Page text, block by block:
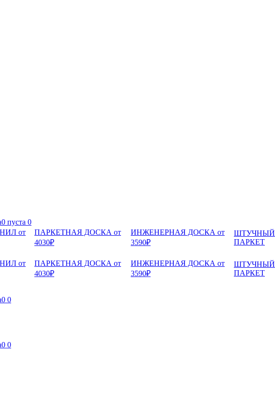
0 пуста 0
от
ПАРКЕТНАЯ ДОСКА от
4030₽
ИНЖЕНЕРНАЯ ДОСКА от
3590₽
ШТУЧНЫЙ
ПАРКЕТ
от
ПАРКЕТНАЯ ДОСКА от
4030₽
ИНЖЕНЕРНАЯ ДОСКА от
3590₽
ШТУЧНЫЙ
ПАРКЕТ
0 0
0 0